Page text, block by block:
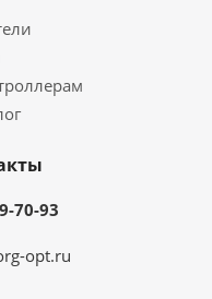
70-93
opt.ru